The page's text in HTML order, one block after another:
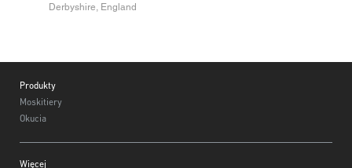
Derbyshire, England
Produkty
Moskitiery
Okucia
Więcej